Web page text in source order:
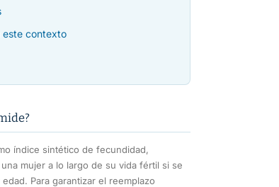
este contexto
índice sintético de fecundidad,
mujer a lo largo de su vida fértil si se
Para garantizar el reemplazo